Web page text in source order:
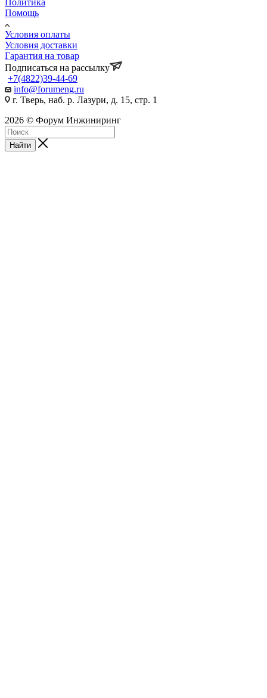
Помощь
Условия оплаты
Условия доставки
Гарантия на товар
Подписаться на рассылку
+7(4822)39-44-69
info@forumeng.ru
г. Тверь, наб. р. Лазури, д. 15, стр. 1
2026 © Форум Инжиниринг
Найти